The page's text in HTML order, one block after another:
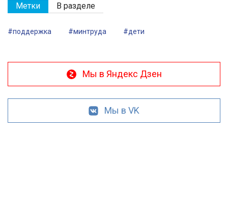
Метки В разделе
#поддержка #минтруда #дети
Мы в Яндекс Дзен
Мы в VK